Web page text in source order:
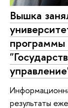
Вышка
программы
результаты